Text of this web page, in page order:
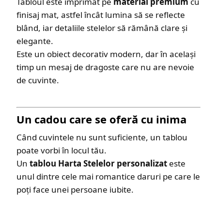
finisaj mat, astfel încât lumina să se reflecte
blând, iar detaliile stelelor să rămână clare și
elegante.
Este un obiect decorativ modern, dar în același
timp un mesaj de dragoste care nu are nevoie
de cuvinte.
Un cadou care se oferă cu inima
Când cuvintele nu sunt suficiente, un tablou
poate vorbi în locul tău.
Un tablou Harta Stelelor personalizateste
unul dintre cele mai romantice daruri pe care le
poți face unei persoane iubite.